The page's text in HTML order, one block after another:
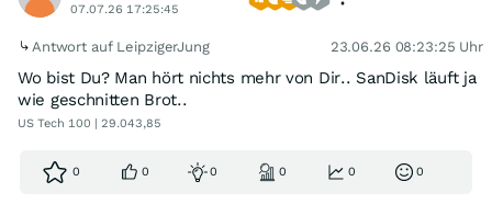
07.07.26 17:25:45
Antwort auf LeipzigerJung 23.06.26 08:23:25 Uhr
Wo bist Du? Man hört nichts mehr von Dir.. SanDisk läuft ja
wie geschnitten Brot..
US Tech 100 | 29.043,85
0 0 0 0 0 0